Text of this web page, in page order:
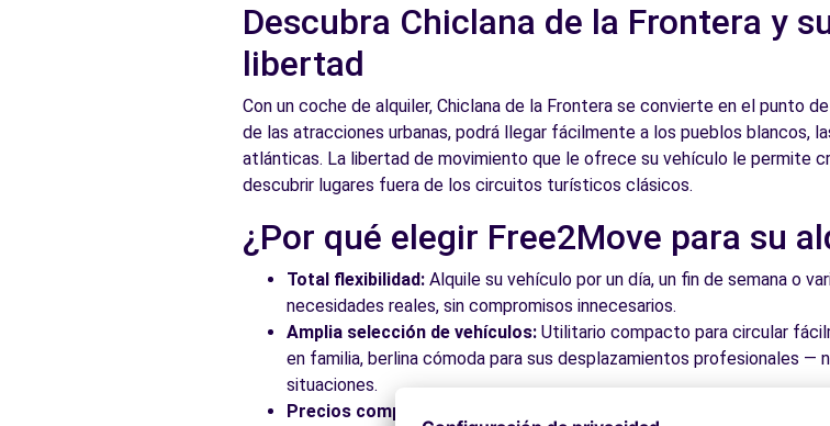
Descubra Chiclana de la Frontera y
libertad
Con un coche de alquiler, Chiclana de la Frontera se convierte en el punto
de las atracciones urbanas, podrá llegar fácilmente a los pueblos blancos,
atlánticas. La libertad de movimiento que le ofrece su vehículo le permite
descubrir lugares fuera de los circuitos turísticos clásicos.
¿Por qué elegir Free2Move para su
Total flexibilidad: Alquile su vehículo por un día, un fin de semana o
necesidades reales, sin compromisos innecesarios.
Amplia selección de vehículos: Utilitario compacto para circular
en familia, berlina cómoda para sus desplazamientos profesionales —
situaciones.
Precios competitivos:
Aproveche los mejores precios del mercado